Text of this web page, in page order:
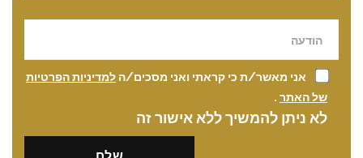
אני מאשר/ת כי קראתי ואני מסכים/ה למדיניות הפרטיות
של האתר .
לא ניתן להמשיך ללא אישור זה